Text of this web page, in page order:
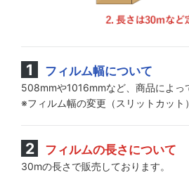
フィルム幅について
508mmや1016mmなど、商品によっ
※フィルム幅の変更（スリットカット
フィルムの長さについて
30mの長さで販売しております。